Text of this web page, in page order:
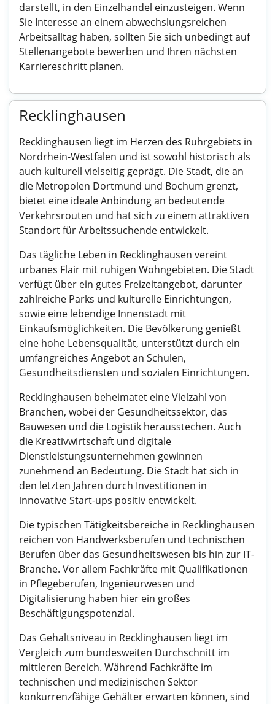
darstellt, in den Einzelhandel einzusteigen. Wenn
Sie Interesse an einem abwechslungsreichen
Arbeitsalltag haben, sollten Sie sich unbedingt auf
Stellenangebote bewerben und Ihren nächsten
Karriereschritt planen.
Recklinghausen
Recklinghausen liegt im Herzen des Ruhrgebiets in
Nordrhein-Westfalen und ist sowohl historisch als
auch kulturell vielseitig geprägt. Die Stadt, die an
die Metropolen Dortmund und Bochum grenzt,
bietet eine ideale Anbindung an bedeutende
Verkehrsrouten und hat sich zu einem attraktiven
Standort für Arbeitssuchende entwickelt.
Das tägliche Leben in Recklinghausen vereint
urbanes Flair mit ruhigen Wohngebieten. Die Stadt
verfügt über ein gutes Freizeitangebot, darunter
zahlreiche Parks und kulturelle Einrichtungen,
sowie eine lebendige Innenstadt mit
Einkaufsmöglichkeiten. Die Bevölkerung genießt
eine hohe Lebensqualität, unterstützt durch ein
umfangreiches Angebot an Schulen,
Gesundheitsdiensten und sozialen Einrichtungen.
Recklinghausen beheimatet eine Vielzahl von
Branchen, wobei der Gesundheitssektor, das
Bauwesen und die Logistik herausstechen. Auch
die Kreativwirtschaft und digitale
Dienstleistungsunternehmen gewinnen
zunehmend an Bedeutung. Die Stadt hat sich in
den letzten Jahren durch Investitionen in
innovative Start-ups positiv entwickelt.
Die typischen Tätigkeitsbereiche in Recklinghausen
reichen von Handwerksberufen und technischen
Berufen über das Gesundheitswesen bis hin zur IT-
Branche. Vor allem Fachkräfte mit Qualifikationen
in Pflegeberufen, Ingenieurwesen und
Digitalisierung haben hier ein großes
Beschäftigungspotenzial.
Das Gehaltsniveau in Recklinghausen liegt im
Vergleich zum bundesweiten Durchschnitt im
mittleren Bereich. Während Fachkräfte im
technischen und medizinischen Sektor
konkurrenzfähige Gehälter erwarten können, sind